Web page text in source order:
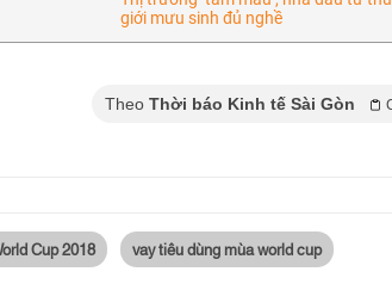
giới mưu sinh đủ nghề
Theo Thời báo Kinh tế Sài Gòn
Cup 2018 vay tiêu dùng mùa world cup